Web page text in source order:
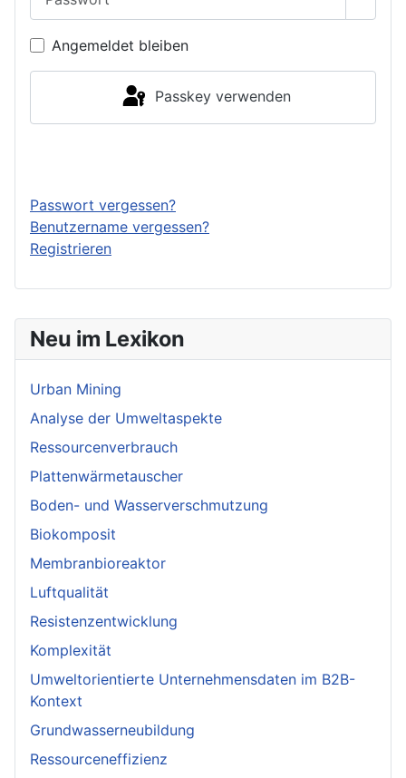
Neu im Lexikon
Urban Mining
Analyse der Umweltaspekte
Ressourcenverbrauch
Plattenwärmetauscher
Boden- und Wasserverschmutzung
Biokomposit
Membranbioreaktor
Luftqualität
Resistenzentwicklung
Komplexität
Umweltorientierte Unternehmensdaten im B2B-
Kontext
Grundwasserneubildung
Ressourceneffizienz
Angemeldet bleiben
Passkey verwenden
Passwort vergessen?
Benutzername vergessen?
Registrieren